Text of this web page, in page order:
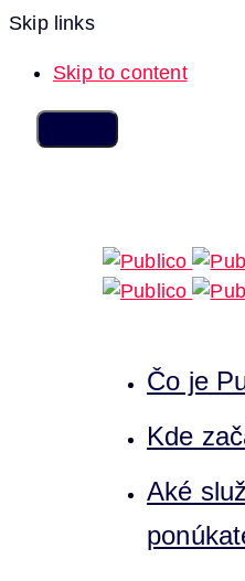
Skip links
Skip to content
Čo je
Kde
Aké